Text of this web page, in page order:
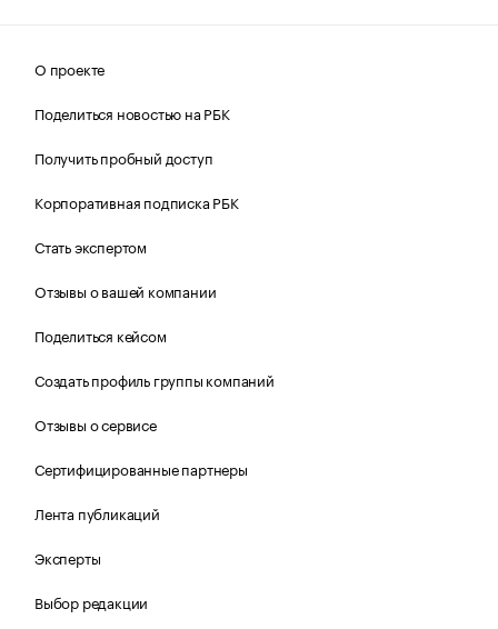
О проекте
Поделиться новостью на РБК
Получить пробный доступ
Корпоративная подписка РБК
Стать экспертом
Отзывы о вашей компании
Поделиться кейсом
Создать профиль группы компаний
Отзывы о сервисе
Сертифицированные партнеры
Лента публикаций
Эксперты
Выбор редакции